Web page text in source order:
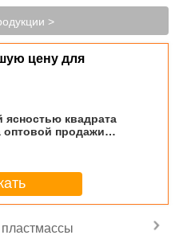
>
цену для
ясностью квадрата
продажи
сжатие